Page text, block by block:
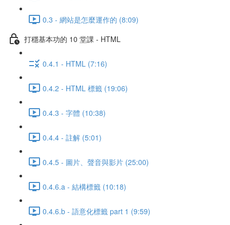
0.3 - 網站是怎麼運作的 (8:09)
打穩基本功的 10 堂課 - HTML
0.4.1 - HTML (7:16)
0.4.2 - HTML 標籤 (19:06)
0.4.3 - 字體 (10:38)
0.4.4 - 註解 (5:01)
0.4.5 - 圖片、聲音與影片 (25:00)
0.4.6.a - 結構標籤 (10:18)
0.4.6.b - 語意化標籤 part 1 (9:59)